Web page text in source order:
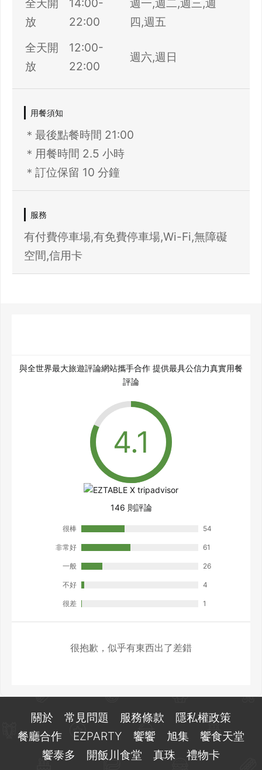
全天開
放
14:00-
22:00
週一,週二,週三,週
四,週五
全天開
放
12:00-
22:00
週六,週日
用餐須知
＊最後點餐時間 21:00
＊用餐時間 2.5 小時
＊訂位保留 10 分鐘
服務
有付費停車場,有免費停車場,Wi-Fi,無障礙
空間,信用卡
與全世界最大旅遊評論網站攜手合作 提供最具公信力真實用餐
評論
146 則評論
很棒 54
非常好 61
一般 26
不好 4
很差 1
很抱歉，似乎有東西出了差錯
關於 常見問題 服務條款
隱私權政策
餐廳合作
EZPARTY 饗饗 旭集
饗食天堂
饗泰多
開飯川食堂 真珠 禮物卡